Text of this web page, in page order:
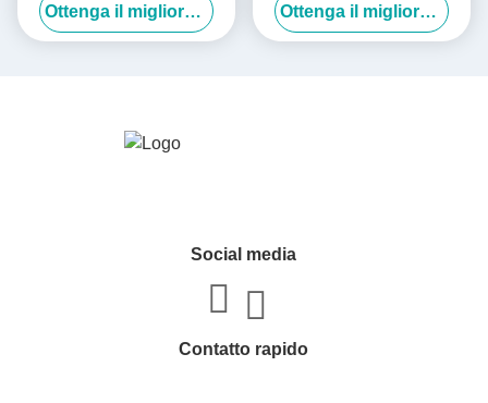
per prodotti per la cura della
salute liquida scatola regalo
Ottenga il migliore prezzo
Maschera / Lozione / Acqua
Essenza / Rossetto
Ottenga il migliore prezzo
Social media
Contatto rapido